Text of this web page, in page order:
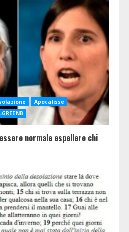
Apocalisse
normale espellere chi